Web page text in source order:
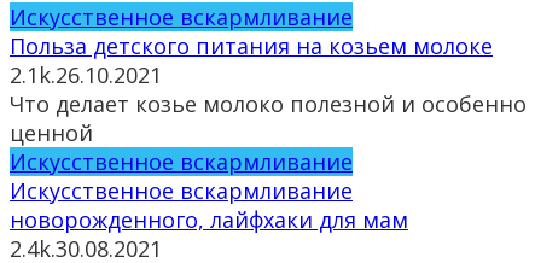
Искусственное вскармливание
Польза детского питания на козьем молоке
2.1k.26.10.2021
Что делает козье молоко полезной и особенно
ценной
Искусственное вскармливание
Искусственное вскармливание
новорожденного, лайфхаки для мам
2.4k.30.08.2021